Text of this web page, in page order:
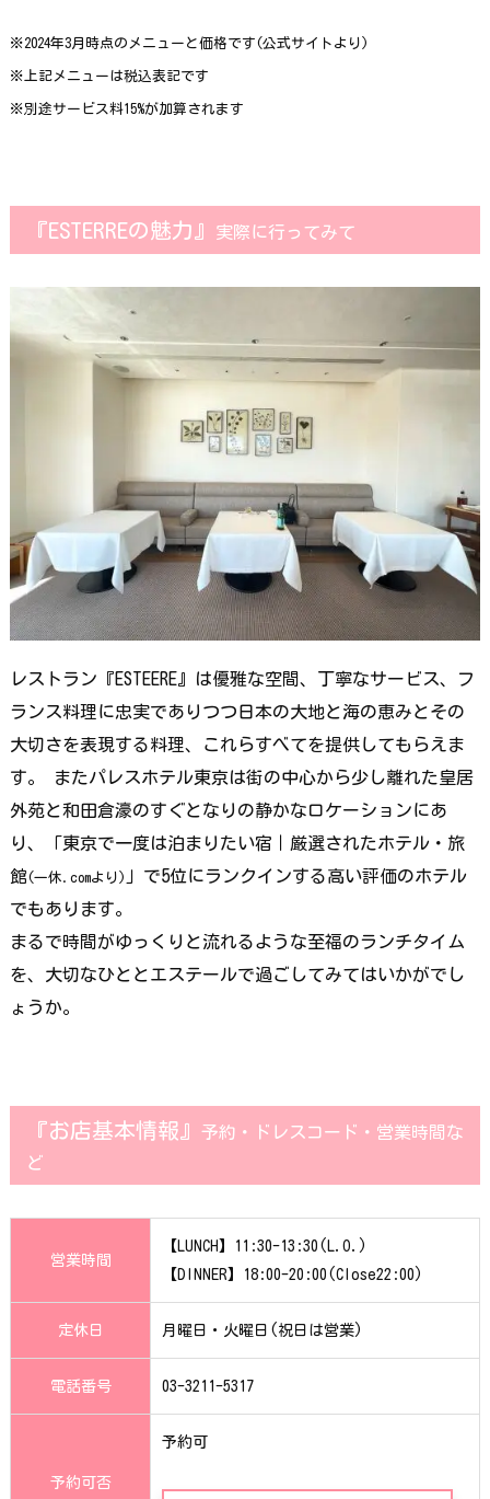
※2024年3月時点のメニューと価格です(公式サイトより)
※上記メニューは税込表記です
※別途サービス料15%が加算されます
『ESTERREの魅力』 実際に行ってみて
レストラン『ESTEERE』は優雅な空間、丁寧なサービス、フ
ランス料理に忠実でありつつ日本の大地と海の恵みとその
大切さを表現する料理、これらすべてを提供してもらえま
す。 またパレスホテル東京は街の中心から少し離れた皇居
外苑と和田倉濠のすぐとなりの静かなロケーションにあ
り、「東京で一度は泊まりたい宿｜厳選されたホテル・旅
館(一休.comより) 」で5位にランクインする高い評価のホテル
でもあります。
まるで時間がゆっくりと流れるような至福のランチタイム
を、大切なひととエステールで過ごしてみてはいかがでし
ょうか。
『お店基本情報』
予約・ドレスコード・営業時間な
ど
営業時間
【LUNCH】11:30-13:30(L.O.)
【DINNER】18:00-20:00(Close22:00)
定休日 月曜日・火曜日(祝日は営業)
電話番号 03-3211-5317
予約可否
予約可